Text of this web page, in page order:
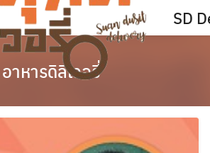
SD
อาหารดิลิเวอรี่